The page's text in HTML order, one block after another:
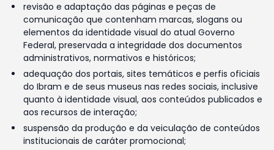
revisão e adaptação das páginas e peças de
comunicação que contenham marcas, slogans ou
elementos da identidade visual do atual Governo
Federal, preservada a integridade dos documentos
administrativos, normativos e históricos;
adequação dos portais, sites temáticos e perfis oficiais
do Ibram e de seus museus nas redes sociais, inclusive
quanto à identidade visual, aos conteúdos publicados e
aos recursos de interação;
suspensão da produção e da veiculação de conteúdos
institucionais de caráter promocional;